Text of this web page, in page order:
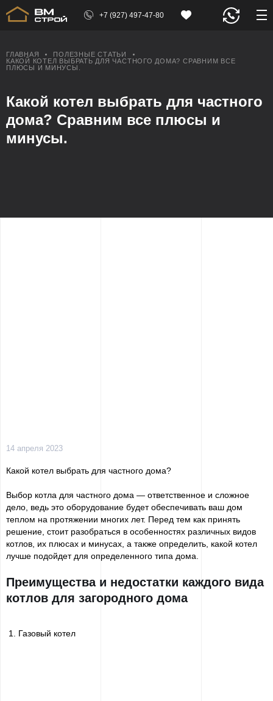
+7 (927) 497-47-80
ГЛАВНАЯ
ПОЛЕЗНЫЕ СТАТЬИ
КАКОЙ КОТЕЛ ВЫБРАТЬ ДЛЯ ЧАСТНОГО ДОМА? СРАВНИМ ВСЕ
ПЛЮСЫ И МИНУСЫ.
Какой котел выбрать для частного
дома? Сравним все плюсы и
минусы.
14 апреля 2023
Какой котел выбрать для частного дома?
Выбор котла для частного дома — ответственное и сложное
дело, ведь это оборудование будет обеспечивать ваш дом
теплом на протяжении многих лет. Перед тем как принять
решение, стоит разобраться в особенностях различных видов
котлов, их плюсах и минусах, а также определить, какой котел
лучше подойдет для определенного типа дома.
Преимущества и недостатки каждого вида
котлов для загородного дома
Газовый котел